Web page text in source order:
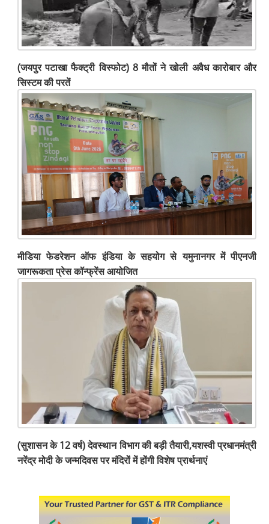
(जयपुर पटाखा फैक्ट्री विस्फोट) 8 मौतों ने खोली अवैध कारोबार और
सिस्टम की परतें
मीडिया फेडरेशन ऑफ इंडिया के सहयोग से यमुनानगर में पीएनजी
जागरूकता प्रेस कॉन्फ्रेंस आयोजित
(सुशासन के 12 वर्ष) देवस्थान विभाग की बड़ी तैयारी,यशस्वी प्रधानमंत्री
नरेंद्र मोदी के जन्मदिवस पर मंदिरों में होंगी विशेष प्रार्थनाएं